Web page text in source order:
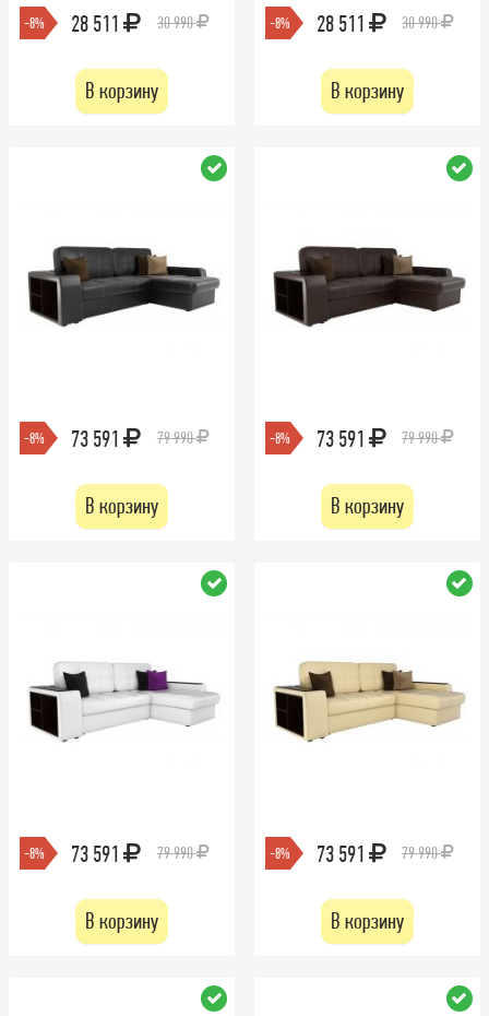
-8% 28 511 30 990
В корзину
-8% 28 511 30 990
В корзину
-8% 73 591 79 990
В корзину
-8% 73 591 79 990
В корзину
-8% 73 591 79 990
В корзину
-8% 73 591 79 990
В корзину